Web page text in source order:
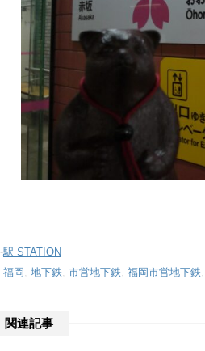
-駅 STATION
-福岡 地下鉄 市営地下鉄 福岡市営地下鉄
関連記事